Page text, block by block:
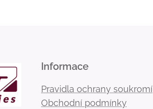
Informace
Pravidla ochrany soukromí
Obchodní podmínky